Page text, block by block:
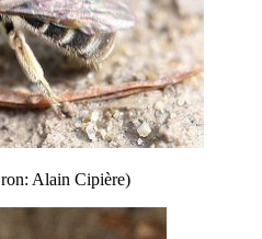
Alain Cipière)